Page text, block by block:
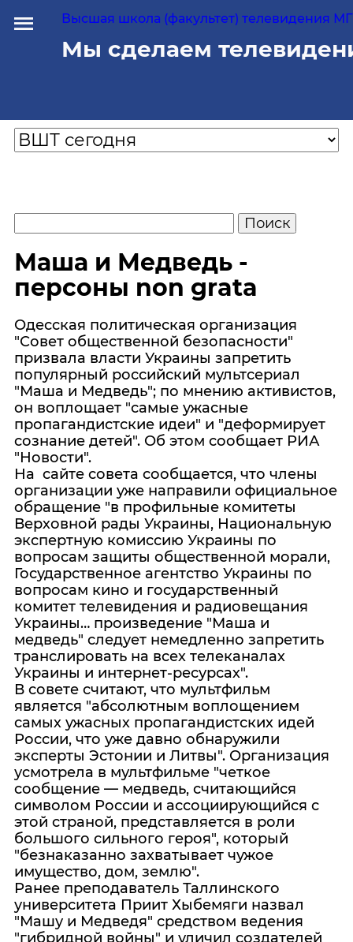
Высшая школа (факультет) телевидения
Мы сделаем
Маша и Медведь -
персоны non grata
Одесская политическая организация
"Совет общественной безопасности"
призвала власти Украины запретить
популярный российский мультсериал
"Маша и Медведь"; по мнению активистов,
он воплощает "самые ужасные
пропагандистские идеи" и "деформирует
сознание детей". Об этом сообщает РИА
"Новости".
На сайте совета сообщается, что члены
организации уже направили официальное
обращение "в профильные комитеты
Верховной рады Украины, Национальную
экспертную комиссию Украины по
вопросам защиты общественной морали,
Государственное агентство Украины по
вопросам кино и государственный
комитет телевидения и радиовещания
Украины… произведение "Маша и
медведь" следует немедленно запретить
транслировать на всех телеканалах
Украины и интернет-ресурсах".
В совете считают, что мультфильм
является "абсолютным воплощением
самых ужасных пропагандистских идей
России, что уже давно обнаружили
эксперты Эстонии и Литвы". Организация
усмотрела в мультфильме "четкое
сообщение — медведь, считающийся
символом России и ассоциирующийся с
этой страной, представляется в роли
большого сильного героя", который
"безнаказанно захватывает чужое
имущество, дом, землю".
Ранее преподаватель Таллинского
университета Приит Хыбемяги назвал
"Машу и Медведя" средством ведения
"гибридной войны" и уличил создателей